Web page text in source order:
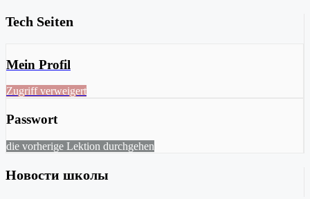
Tech Seiten
Mein Profil
Zugriff verweigert
Passwort
die vorherige Lektion durchgehen
Новости школы